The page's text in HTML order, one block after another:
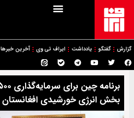
گزارش گفتگو یادداشت ایراف تی وی آخرین خبرها
بخش انرژی خورشیدی افغانستان